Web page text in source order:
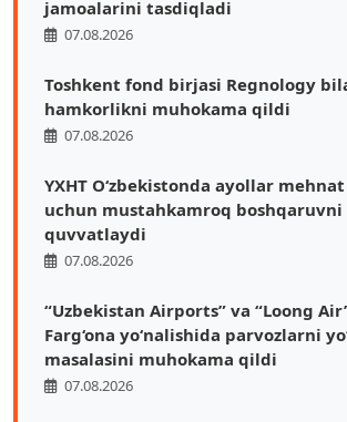
jamoalarini tasdiqladi
07.08.2026
Toshkent fond birjasi Regnology
hamkorlikni muhokama qildi
07.08.2026
YXHT O‘zbekistonda ayollar
uchun mustahkamroq boshqaruvni
quvvatlaydi
07.08.2026
“Uzbekistan Airports” va “Loong
Farg‘ona yo‘nalishida parvozlarni
masalasini muhokama qildi
07.08.2026